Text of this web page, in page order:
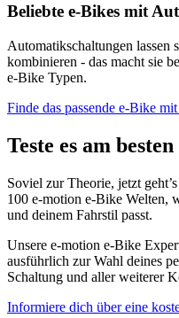
Beliebte e-Bikes mit
Automatikschaltungen lassen
kombinieren - das macht sie
e-Bike Typen.
Finde das passende e-Bike
Teste es am
Soviel zur Theorie, jetzt
100 e-motion e-Bike Welten,
und deinem Fahrstil passt.
Unsere e-motion e-Bike
ausführlich zur Wahl deines
Schaltung und aller weiterer
Informiere dich über eine